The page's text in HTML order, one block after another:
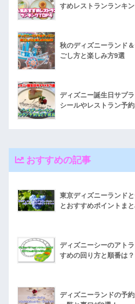
すめレストランランキ
秋のディズニーランド
ごし方と楽しみ方9選
ディズニー誕生日サプ
シールやレストラン予
おすすめの記事
東京ディズニーランド
とおすすめポイントま
ディズニーシーのアト
すめの回り方と順番は？
ディズニーランドの予